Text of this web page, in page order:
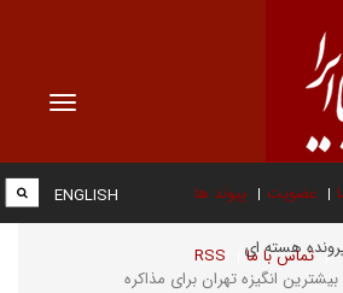
Toggle
عضویت پیوند ها
تماس با ما RSS
ENGLISH
هسته ای
انگیزه تهران برای مذاکره